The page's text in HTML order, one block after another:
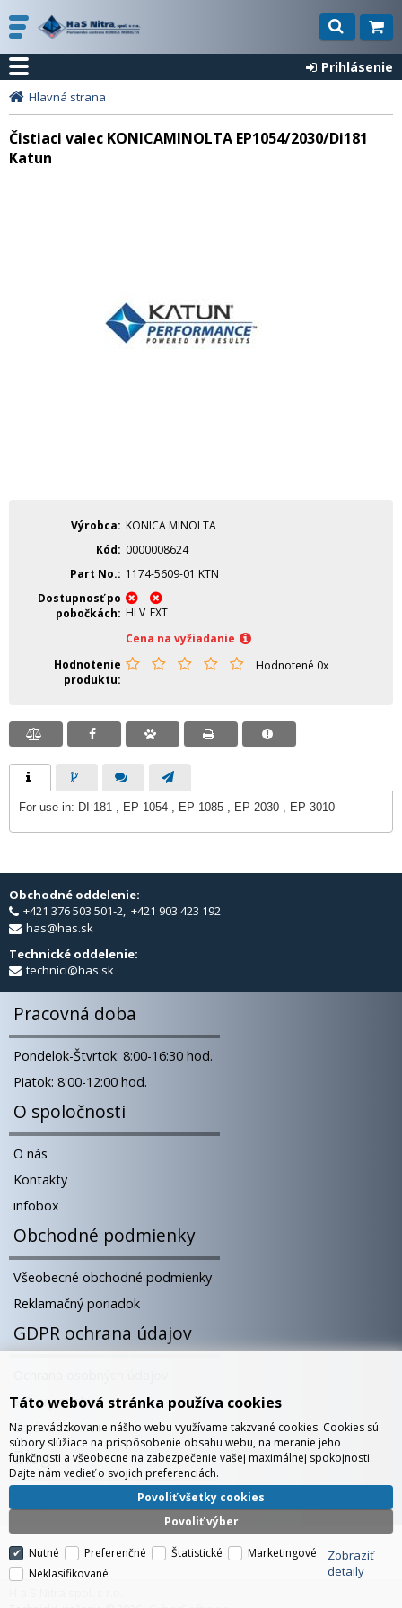
Prihlásenie
Hlavná strana
Čistiaci valec KONICAMINOLTA EP1054/2030/Di181
Katun
Výrobca
KONICA MINOLTA
Kód
0000008624
Part No.
1174-5609-01 KTN
Dostupnosť po
pobočkách
HLV EXT
Cena na vyžiadanie
Hodnotenie
produktu
Hodnotené 0x
For use in: DI 181 , EP 1054 , EP 1085 , EP 2030 , EP 3010
Obchodné oddelenie:
+421 376 503 501-2, +421 903 423 192
has@has.sk
Technické oddelenie:
technici@has.sk
Pracovná doba
Pondelok-Štvrtok: 8:00-16:30 hod.
Piatok: 8:00-12:00 hod.
O spoločnosti
O nás
Kontakty
infobox
Obchodné podmienky
Všeobecné obchodné podmienky
Reklamačný poriadok
GDPR ochrana údajov
Súbory cookies
Správa cookies
Blog
Európsky showroom v Bratislave
Táto webová stránka používa cookies
Na prevádzkovanie nášho webu využívame takzvané cookies. Cookies sú
súbory slúžiace na prispôsobenie obsahu webu, na meranie jeho
funkčnosti a všeobecne na zabezpečenie vašej maximálnej spokojnosti.
Dajte nám vedieť o svojich preferenciách.
Povoliť výber
Povoliť všetky cookies
Nutné Preferenčné Štatistické
Marketingové
Neklasifikované
Zobraziť
detaily